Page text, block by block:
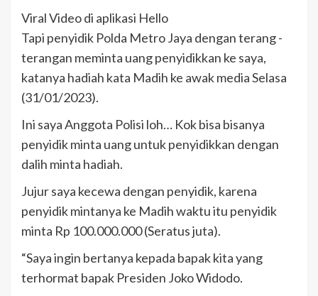
Viral Video di aplikasi Hello
Tapi penyidik Polda Metro Jaya dengan terang -
terangan meminta uang penyidikkan ke saya,
katanya hadiah kata Madih ke awak media Selasa
(31/01/2023).
Ini saya Anggota Polisi loh… Kok bisa bisanya
penyidik minta uang untuk penyidikkan dengan
dalih minta hadiah.
Jujur saya kecewa dengan penyidik, karena
penyidik mintanya ke Madih waktu itu penyidik
minta Rp 100.000.000 (Seratus juta).
“Saya ingin bertanya kepada bapak kita yang
terhormat bapak Presiden Joko Widodo.